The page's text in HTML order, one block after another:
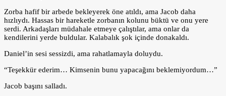
Zorba hafif bir arbede bekleyerek öne atıldı, ama Jacob daha
hızlıydı. Hassas bir hareketle zorbanın kolunu büktü ve onu yere
serdi. Arkadaşları müdahale etmeye çalıştılar, ama onlar da
kendilerini yerde buldular. Kalabalık şok içinde donakaldı.
Daniel’in sesi sessizdi, ama rahatlamayla doluydu.
“Teşekkür ederim… Kimsenin bunu yapacağını beklemiyordum…”
Jacob başını salladı.